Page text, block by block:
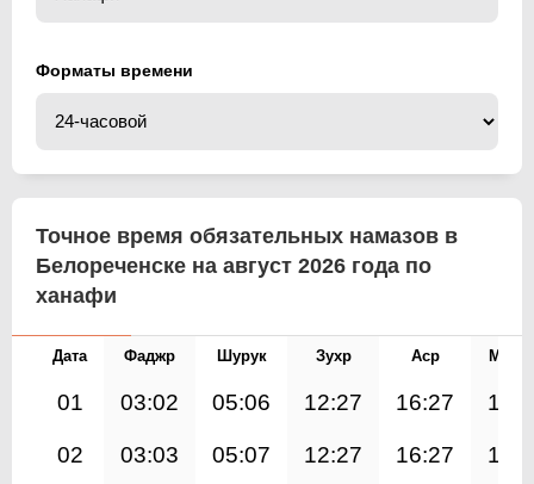
Форматы времени
Точное время обязательных намазов в
Белореченске на август 2026 года по
ханафи
Дата Фаджр Шурук Зухр Аср
01 03:02 05:06 12:27 16:27
02 03:03 05:07 12:27 16:27